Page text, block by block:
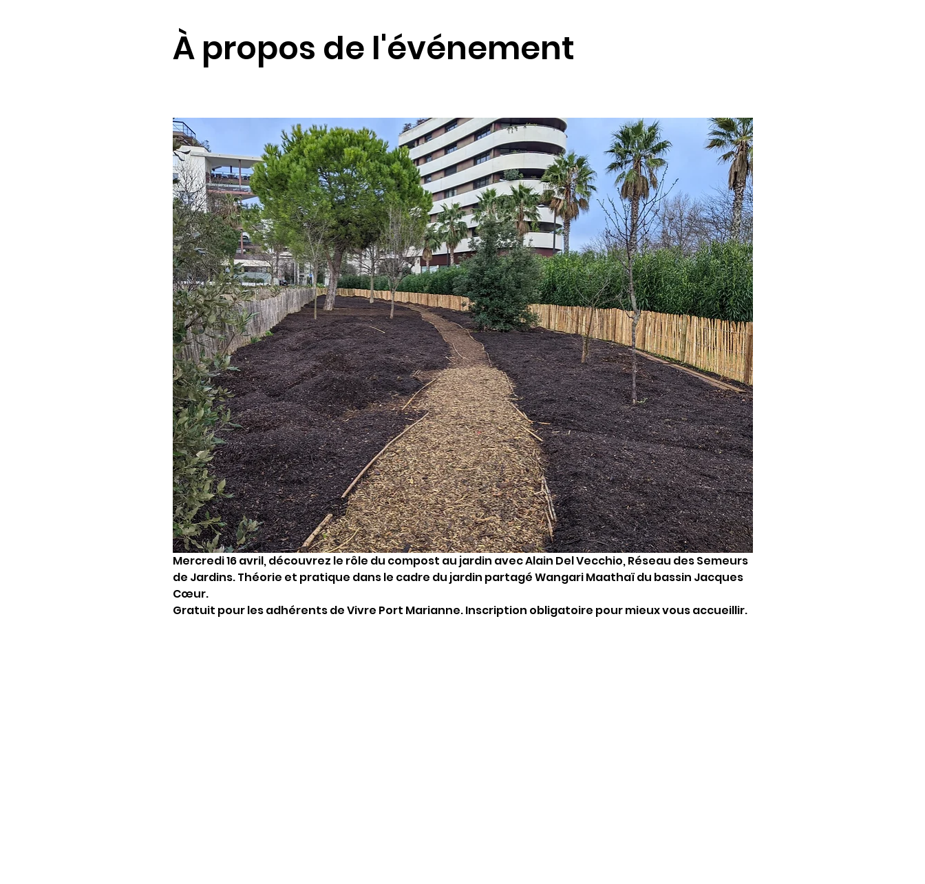
À propos de l'événement
Mercredi 16 avril, découvrez le rôle du compost au jardin avec Alain Del Vecchio, Réseau des Semeurs
de Jardins. Théorie et pratique dans le cadre du jardin partagé Wangari Maathaï du bassin Jacques
Cœur.
Gratuit pour les adhérents de Vivre Port Marianne. Inscription obligatoire pour mieux vous accueillir.